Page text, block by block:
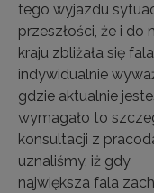
tego wyjazdu
przeszłości, że i do
kraju zbliżała się
indywidualnie
gdzie aktualnie
wymagało to
konsultacji z
uznaliśmy, iż gdy
największa fala